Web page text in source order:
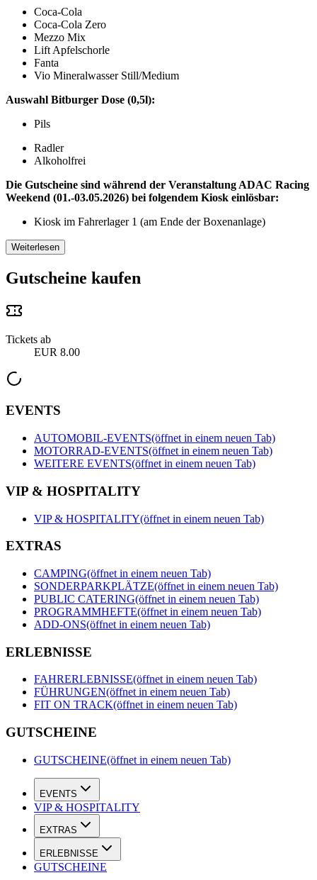
Coca-Cola
Coca-Cola Zero
Mezzo Mix
Lift Apfelschorle
Fanta
Vio Mineralwasser Still/Medium
Auswahl Bitburger Dose (0,5l):
Pils
Radler
Alkoholfrei
Die Gutscheine sind während der Veranstaltung ADAC Racing
Weekend (01.-03.05.2026) bei folgendem Kiosk einlösbar:
Kiosk im Fahrerlager 1 (am Ende der Boxenanlage)
Weiterlesen
Gutscheine kaufen
Tickets ab
EUR 8.00
EVENTS
AUTOMOBIL-EVENTS(öffnet in einem neuen Tab)
MOTORRAD-EVENTS(öffnet in einem neuen Tab)
WEITERE EVENTS(öffnet in einem neuen Tab)
VIP & HOSPITALITY
VIP & HOSPITALITY(öffnet in einem neuen Tab)
EXTRAS
CAMPING(öffnet in einem neuen Tab)
SONDERPARKPLÄTZE(öffnet in einem neuen Tab)
PUBLIC CATERING(öffnet in einem neuen Tab)
PROGRAMMHEFTE(öffnet in einem neuen Tab)
ADD-ONS(öffnet in einem neuen Tab)
ERLEBNISSE
FAHRERLEBNISSE(öffnet in einem neuen Tab)
FÜHRUNGEN(öffnet in einem neuen Tab)
FIT ON TRACK(öffnet in einem neuen Tab)
GUTSCHEINE
GUTSCHEINE(öffnet in einem neuen Tab)
EVENTS
VIP & HOSPITALITY
EXTRAS
ERLEBNISSE
GUTSCHEINE